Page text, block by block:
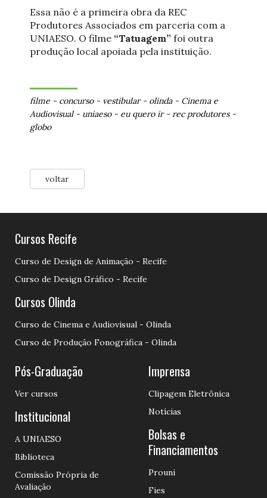
Essa não é a primeira obra da REC
Produtores Associados em parceria com a
UNIAESO. O filme “Tatuagem” foi outra
produção local apoiada pela instituição.
filme - concurso- vestibular- olinda- Cinema e
Audiovisual- uniaeso- eu quero ir- rec produtores-
globo
voltar
Cursos Recife
Curso de Design de Animação - Recife
Curso de Design Gráfico - Recife
Cursos Olinda
Curso de Cinema e Audiovisual - Olinda
Curso de Produção Fonográfica - Olinda
Pós-Graduação
Ver cursos
Institucional
A UNIAESO
Biblioteca
Comissão Própria de
Avaliação
Imprensa
Clipagem Eletrônica
Notícias
Bolsas e
Financiamentos
Prouni
Fies